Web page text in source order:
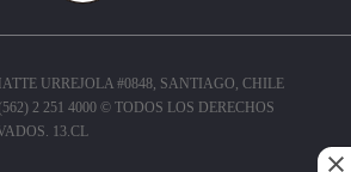
URREJOLA #0848, SANTIAGO, CHILE
2 251 4000 © TODOS LOS DERECHOS
13.CL